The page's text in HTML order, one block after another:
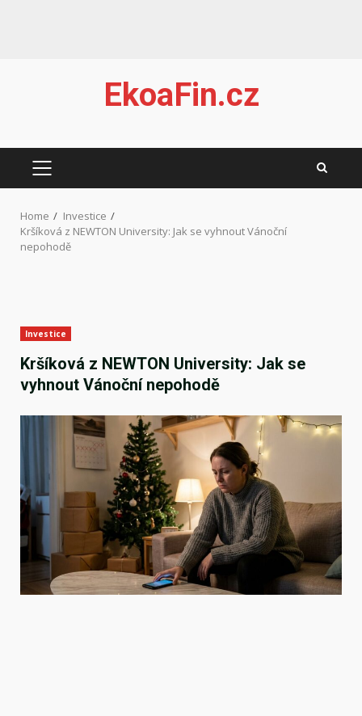
EkoaFin.cz
PRIMARY
Home
Investice
Kršíková z NEWTON University: Jak se vyhnout Vánoční
nepohodě
Investice
Kršíková z NEWTON University: Jak se
vyhnout Vánoční nepohodě